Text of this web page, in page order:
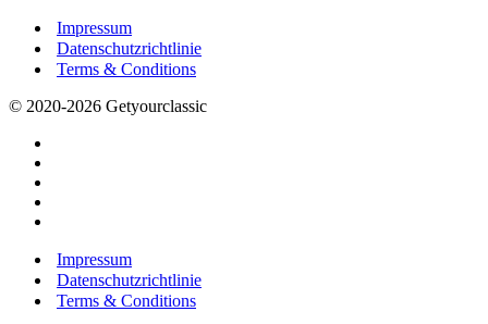
Impressum
Datenschutzrichtlinie
Terms & Conditions
© 2020-2026 Getyourclassic
Impressum
Datenschutzrichtlinie
Terms & Conditions